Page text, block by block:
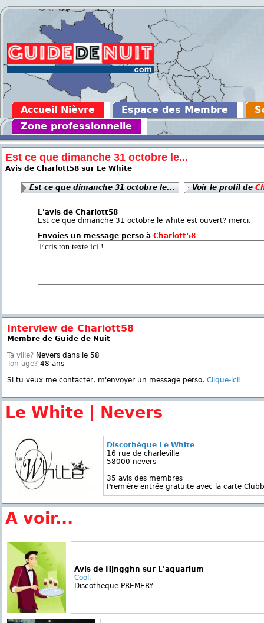
Accueil Nièvre Espace des Membre
Zone professionnelle
Est ce que dimanche 31 octobre le...
Avis de Charlott58 sur Le White
Est ce que dimanche 31 octobre le... Voir le profil de
L'avis de Charlott58
Est ce que dimanche 31 octobre le white est ouvert? merci.
Envoies un message perso à Charlott58
Interview de Charlott58
Membre de Guide de Nuit
Ta ville? Nevers dans le 58
Ton age? 48 ans
Si tu veux me contacter, m'envoyer un message perso, Clique-ici!
Le White | Nevers
Discothèque Le White
16 rue de charleville
58000 nevers
35 avis des membres
Première entrée gratuite avec la carte
A voir...
Avis de Hjngghn sur L'aquarium
Cool.
Discotheque PREMERY